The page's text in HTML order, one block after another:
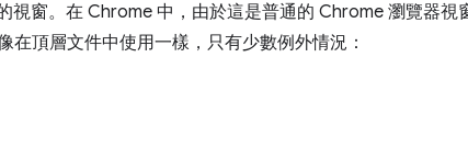
視窗。在 Chrome 中，由於這是普通的 Chrome 瀏覽器視
頂層文件中使用一樣，只有少數例外情況：